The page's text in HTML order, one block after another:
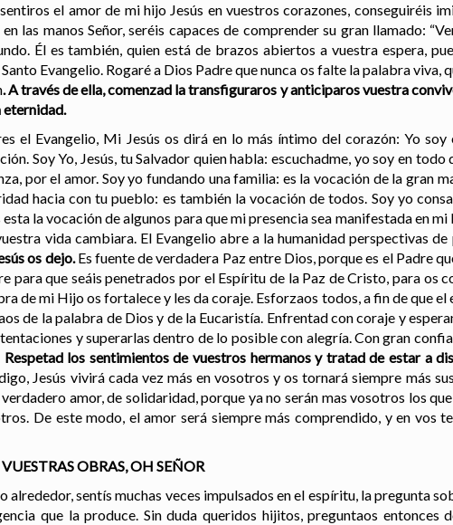
el amor de mi hijo Jesús en vuestros corazones, conseguiréis
las manos Señor, seréis capaces de comprender su gran llamado:
Él es también, quien está de brazos abiertos a vuestra espera,
Evangelio. Rogaré a Dios Padre que nunca os falte la palabra viva,
. A través de ella, comenzad la transfiguraros y anticiparos vuestra
eternidad.
el Evangelio, Mi Jesús os dirá en lo más íntimo del corazón: Yo
Soy Yo, Jesús, tu Salvador quien habla: escuchadme, yo soy en
por el amor. Soy yo fundando una familia: es la vocación de la gran
hacia con tu pueblo: es también la vocación de todos. Soy yo
la vocación de algunos para que mi presencia sea manifestada en
vida cambiara. El Evangelio abre a la humanidad perspectivas de
os dejo.Es fuente de verdadera Paz entre Dios, porque es el Padre
para que seáis penetrados por el Espíritu de la Paz de Cristo, para os
de mi Hijo os fortalece y les da coraje. Esforzaos todos, a fin de que
de la palabra de Dios y de la Eucaristía. Enfrentad con coraje y
y superarlas dentro de lo posible con alegría. Con gran
Respetad los sentimientos de vuestros hermanos y tratad de estar a
Jesús vivirá cada vez más en vosotros y os tornará siempre más
amor, de solidaridad, porque ya no serán mas vosotros los
De este modo, el amor será siempre más comprendido, y en vos
OBRAS, OH SEÑOR
alrededor, sentís muchas veces impulsados en el espíritu, la pregunta
que la produce. Sin duda queridos hijitos, preguntaos entonces